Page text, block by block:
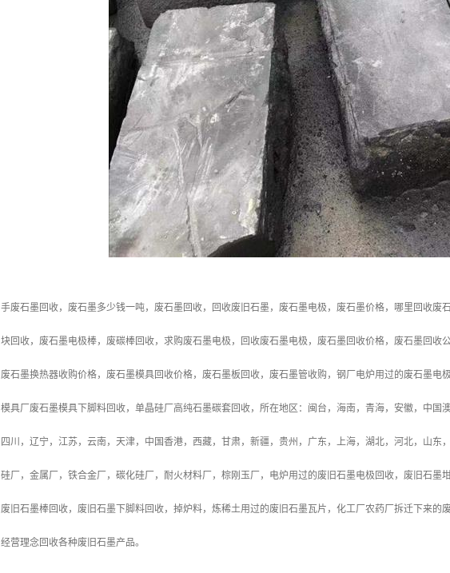
手废石墨回收，废石墨多少钱一吨，废石墨回收，回收废旧石墨，废石墨电极，废石墨价格，哪里回收
块回收，废石墨电极棒，废碳棒回收，求购废石墨电极，回收废石墨电极，废石墨回收价格，废石墨回收
废石墨换热器收购价格，废石墨模具回收价格，废石墨板回收，废石墨管收购，钢厂电炉用过的废石墨电
模具厂废石墨模具下脚料回收，单晶硅厂高纯石墨碳套回收，所在地区：闽台，海南，青海，安徽，中国
四川，辽宁，江苏，云南，天津，中国香港，西藏，甘肃，新疆，贵州，广东，上海，湖北，河北，山东
硅厂，金属厂，铁合金厂，碳化硅厂，耐火材料厂，棕刚玉厂，电炉用过的废旧石墨电极回收，废旧石墨
废旧石墨棒回收，废旧石墨下脚料回收，掉炉料，炼稀土用过的废旧石墨瓦片，化工厂农药厂­拆迁下来的
经营理念回收各种废旧石墨产品。